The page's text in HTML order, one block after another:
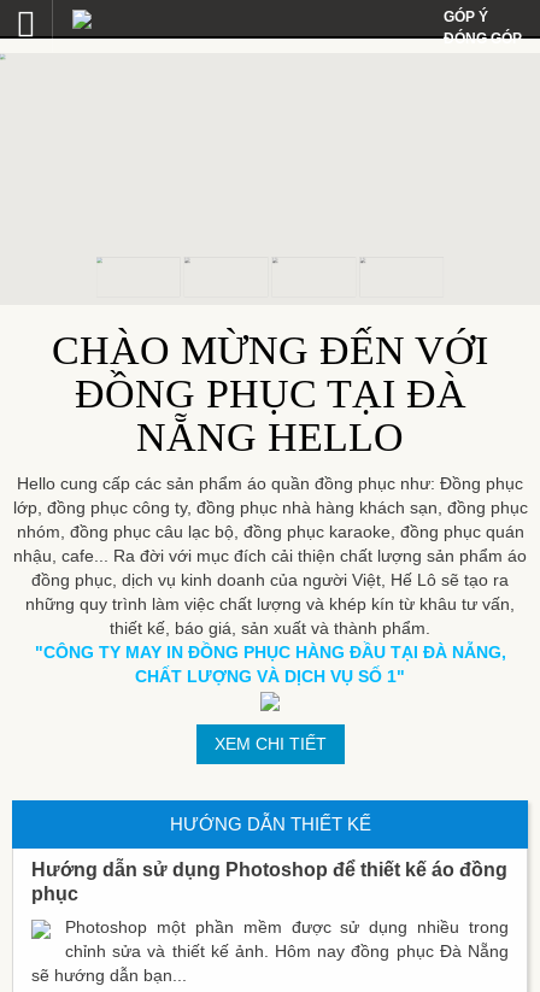
GÓP Ý
ĐÓNG GÓP
CHÀO MỪNG ĐẾN VỚI
ĐỒNG PHỤC TẠI ĐÀ
NẴNG HELLO
Hello cung cấp các sản phẩm áo quần đồng phục như: Đồng phục
lớp, đồng phục công ty, đồng phục nhà hàng khách sạn, đồng phục
nhóm, đồng phục câu lạc bộ, đồng phục karaoke, đồng phục quán
nhậu, cafe... Ra đời với mục đích cải thiện chất lượng sản phẩm áo
đồng phục, dịch vụ kinh doanh của người Việt, Hế Lô sẽ tạo ra
những quy trình làm việc chất lượng và khép kín từ khâu tư vấn,
thiết kế, báo giá, sản xuất và thành phẩm.
"CÔNG TY MAY IN ĐỒNG PHỤC HÀNG ĐẦU TẠI ĐÀ NẴNG,
CHẤT LƯỢNG VÀ DỊCH VỤ SỐ 1"
XEM CHI TIẾT
HƯỚNG DẪN THIẾT KẾ
Hướng dẫn sử dụng Photoshop để thiết kế áo đồng
phục
Photoshop một phần mềm được sử dụng nhiều trong
chỉnh sửa và thiết kế ảnh. Hôm nay đồng phục Đà Nẵng
sẽ hướng dẫn bạn...